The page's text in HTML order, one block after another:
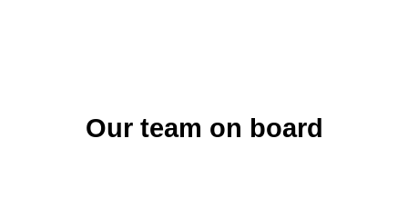
Our team on board